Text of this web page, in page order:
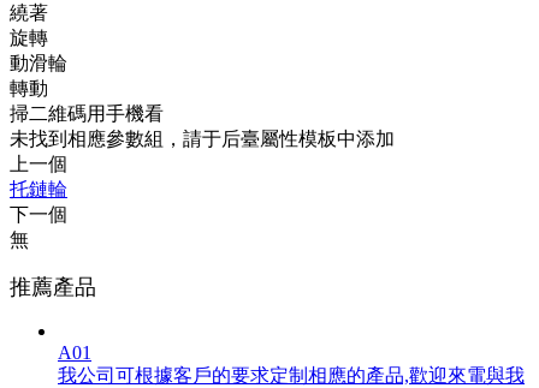
繞著
旋轉
動滑輪
轉動
掃二維碼用手機看
未找到相應參數組，請于后臺屬性模板中添加
上一個
托鏈輪
下一個
無
推薦產品
A01
我公司可根據客戶的要求定制相應的產品,歡迎來電與我